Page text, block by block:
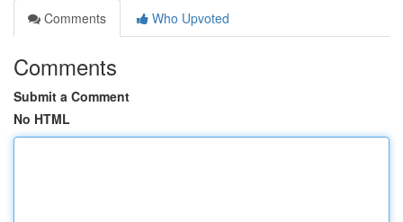
Comments
Who Upvoted
Comments
Submit a Comment
No HTML